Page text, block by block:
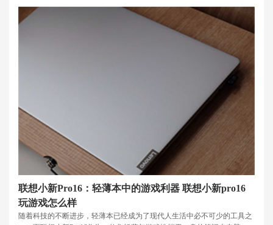
联想小新Pro16：轻薄本中的游戏利器 联想小新pro16
玩游戏怎么样
随着科技的不断进步，轻薄本已经成为了现代人生活中必不可少的工具之